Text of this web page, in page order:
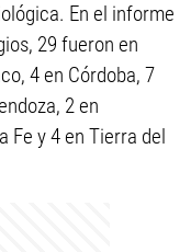
En el informe
29 fueron en
4 en Córdoba, 7
2 en
Fe y 4 en Tierra del